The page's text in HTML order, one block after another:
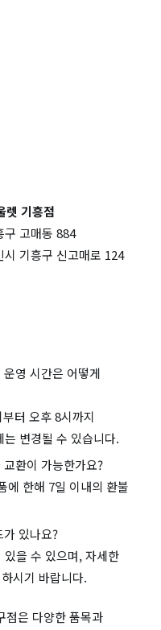
렛 기흥점
구 고매동 884
기흥구 신고매로 124
영 시간은 어떻게
터 오후 8시까지
변경될 수 있습니다.
환이 가능한가요?
에 한해 7일 이내의 환불
있나요?
을 수 있으며, 자세한
시기 바랍니다.
점은 다양한 품목과